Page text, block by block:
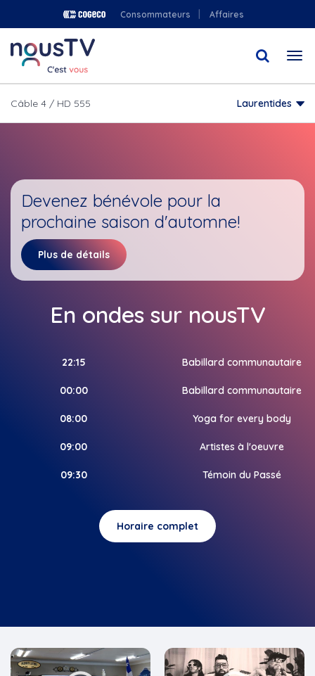
au
contenu
principal
Consommateurs Affaires
Câble 4 / HD 555 Laurentides
Devenez bénévole pour la
prochaine saison d'automne!
Plus de détails
En ondes sur nousTV
22:15 Babillard communautaire
00:00 Babillard communautaire
08:00 Yoga for every body
09:00 Artistes à l'oeuvre
09:30 Témoin du Passé
Horaire complet